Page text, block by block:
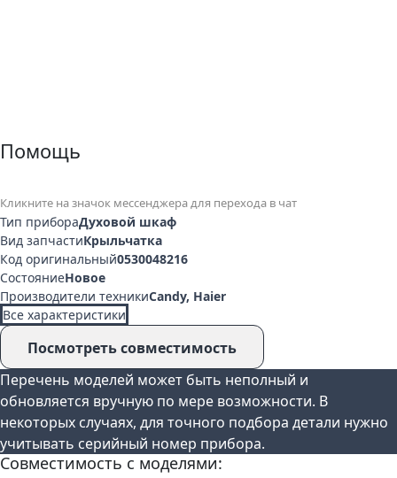
Помощь
Кликните на значок мессенджера для перехода в чат
Тип прибораДуховой шкаф
Вид запчастиКрыльчатка
Код оригинальный0530048216
СостояниеНовое
Производители техникиCandy, Haier
Все характеристики
Посмотреть совместимость
Перечень моделей может быть неполный и
обновляется вручную по мере возможности. В
некоторых случаях, для точного подбора детали нужно
учитывать серийный номер прибора.
Совместимость с моделями: